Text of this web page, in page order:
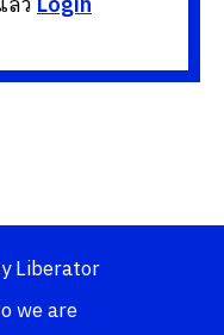
Liberator
we are